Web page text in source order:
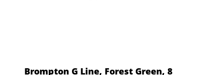
Brompton G Line, Forest Green, 8